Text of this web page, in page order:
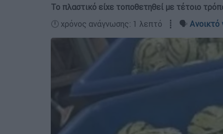
Το πλαστικό είχε τοποθετηθεί με τέτοιο
🕛 χρόνος ανάγνωσης: 1 λεπτό ┋ 🗣️ Ανοικτό